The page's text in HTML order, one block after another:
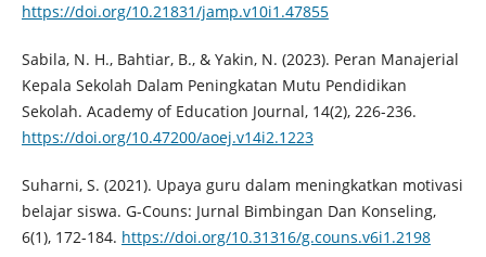
https://doi.org/10.21831/jamp.v10i1.47855
Sabila, N. H., Bahtiar, B., & Yakin, N. (2023). Peran Manajerial
Kepala Sekolah Dalam Peningkatan Mutu Pendidikan
Sekolah. Academy of Education Journal, 14(2), 226-236.
https://doi.org/10.47200/aoej.v14i2.1223
Suharni, S. (2021). Upaya guru dalam meningkatkan motivasi
belajar siswa. G-Couns: Jurnal Bimbingan Dan Konseling,
6(1), 172-184. https://doi.org/10.31316/g.couns.v6i1.2198